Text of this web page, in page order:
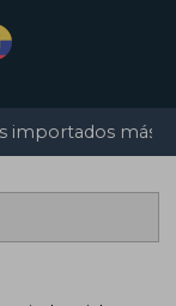
importados más